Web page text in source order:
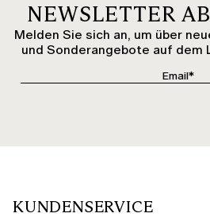
NEWSLETTER
Melden Sie sich an, um über
und Sonderangebote auf dem
KUNDENSERVICE